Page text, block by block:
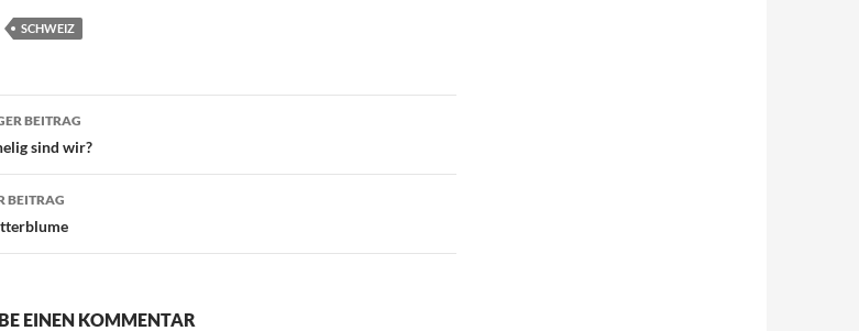
SCHWEIZ
BEITRAG
sind wir?
BEITRAG
EINEN KOMMENTAR